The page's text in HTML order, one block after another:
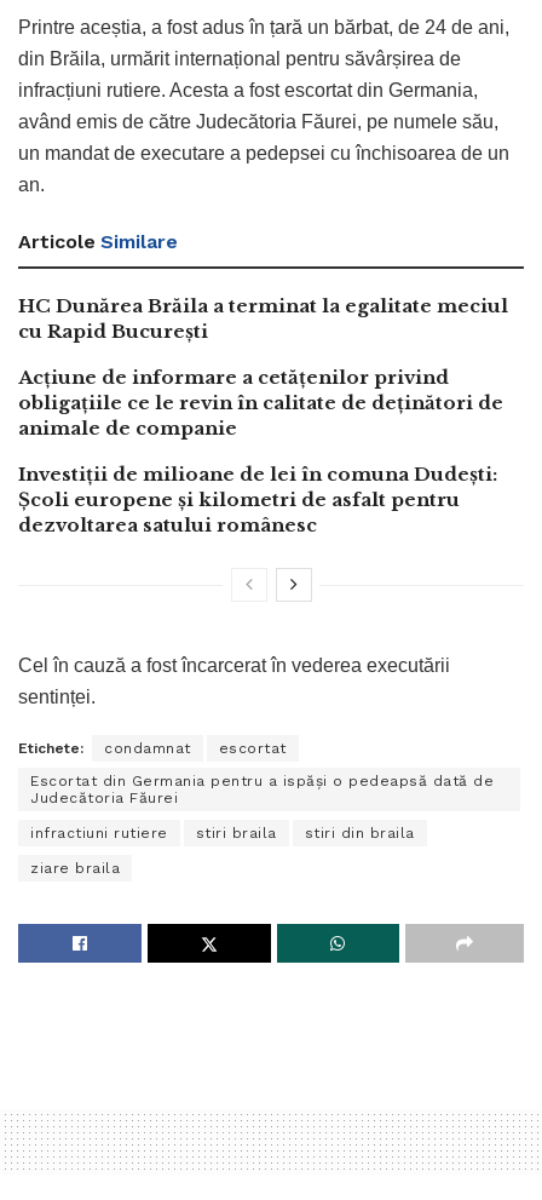
Printre aceștia, a fost adus în țară un bărbat, de 24 de ani,
din Brăila, urmărit internațional pentru săvârșirea de
infracțiuni rutiere. Acesta a fost escortat din Germania,
având emis de către Judecătoria Făurei, pe numele său,
un mandat de executare a pedepsei cu închisoarea de un
an.
Articole Similare
HC Dunărea Brăila a terminat la egalitate meciul
cu Rapid București
Acțiune de informare a cetățenilor privind
obligațiile ce le revin în calitate de deținători de
animale de companie
Investiții de milioane de lei în comuna Dudești:
Școli europene și kilometri de asfalt pentru
dezvoltarea satului românesc
Cel în cauză a fost încarcerat în vederea executării
sentinței.
Etichete: condamnat
escortat
Escortat din Germania pentru a ispăși o pedeapsă dată de
Judecătoria Făurei
infractiuni rutiere stiri braila stiri din braila
ziare braila